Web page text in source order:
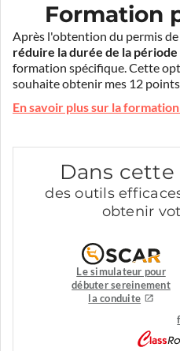
Formation
Après l'obtention du permis
réduire la durée de la
formation spécifique. Cette
souhaite obtenir mes 12
En savoir plus sur la
Dans
des outils
obtenir
Le simulateur pour
débuter sereinement
la conduite